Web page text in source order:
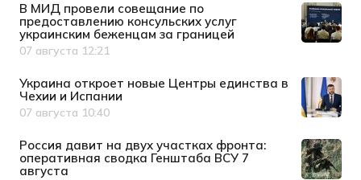
В МИД провели совещание по
предоставлению консульских услуг
украинским беженцам за границей
Дата публикации
07 августа 12:21
Украина откроет новые Центры единства в
Чехии и Испании
Дата публикации
07 августа 10:40
Россия давит на двух участках фронта:
оперативная сводка Генштаба ВСУ 7
августа